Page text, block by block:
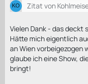
Zitat von
Vielen Dank - das deckt
Hätte mich eigentlich
an Wien vorbeigezogen
glaube ich eine Show,
bringt!